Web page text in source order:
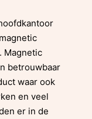
Magnetic
betrouwbaar
waar ook
en veel
er in de